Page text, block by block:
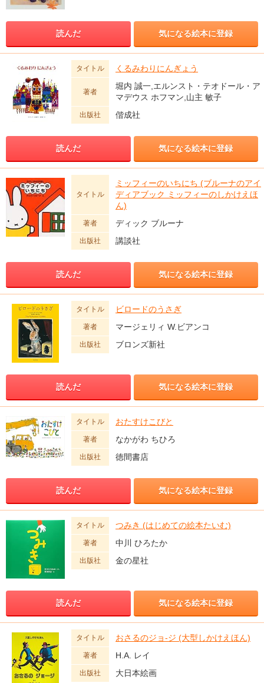
読んだ 気になる絵本に登録
タイトル くるみわりにんぎょう
著者
堀内 誠一,エルンスト・テオドール・ア
マデウス ホフマン,山主 敏子
出版社 偕成社
読んだ 気になる絵本に登録
タイトル
ミッフィーのいちにち (ブルーナのアイ
ディアブック ミッフィーのしかけえほ
ん)
著者 ディック ブルーナ
出版社 講談社
読んだ 気になる絵本に登録
タイトル ビロードのうさぎ
著者 マージェリィ W.ビアンコ
出版社 ブロンズ新社
読んだ 気になる絵本に登録
タイトル おたすけこびと
著者 なかがわ ちひろ
出版社 徳間書店
読んだ 気になる絵本に登録
タイトル つみき (はじめての絵本たいむ)
著者 中川 ひろたか
出版社 金の星社
読んだ 気になる絵本に登録
タイトル おさるのジョ-ジ (大型しかけえほん)
著者 H.A. レイ
出版社 大日本絵画